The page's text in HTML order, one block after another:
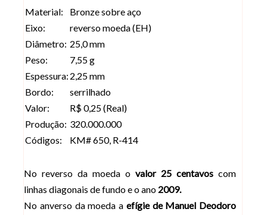
Material:
Eixo:
Diâmetro:
Peso:
Espessura:
Bordo:
Valor:
Produção:
Códigos:
Bronze sobre aço
reverso moeda (EH)
25,0 mm
7,55 g
2,25 mm
serrilhado
R$ 0,25 (Real)
320.000.000
KM# 650, R-414
No reverso da moeda o valor 25 centavos com
linhas diagonais de fundo e o ano 2009.
No anverso da moeda a efígie de Manuel Deodoro